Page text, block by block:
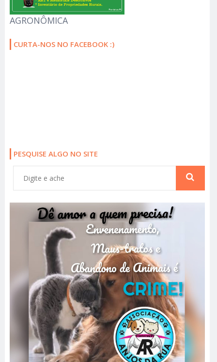
AGRONÔMICA
CURTA-NOS NO FACEBOOK :)
PESQUISE ALGO NO SITE